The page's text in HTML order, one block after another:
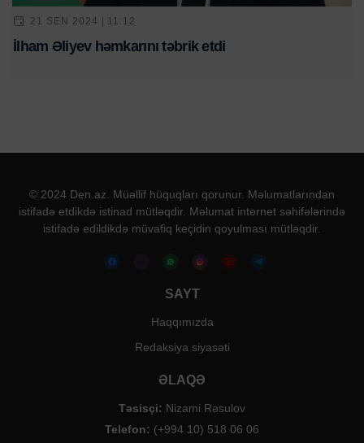
21 SEN 2024 | 11:12
İlham Əliyev həmkarını təbrik etdi
© 2024 Den.az. Müəllif hüquqları qorunur. Məlumatlarından
istifadə etdikdə istinad mütləqdir. Məlumat internet səhifələrində
istifadə edildikdə müvafiq keçidin qoyulması mütləqdir.
SAYT
Haqqımızda
Redaksiya siyasəti
ƏLAQƏ
Təsisçi: Nizami Rəsulov
Telefon: (+994 10) 518 06 06